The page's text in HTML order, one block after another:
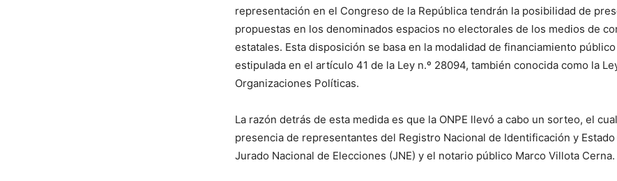
representación en el Congreso de la República tendrán la posibilidad de
propuestas en los denominados espacios no electorales de los medios de
estatales. Esta disposición se basa en la modalidad de financiamiento
estipulada en el artículo 41 de la Ley n.º 28094, también conocida como la
Organizaciones Políticas.
La razón detrás de esta medida es que la ONPE llevó a cabo un sorteo, el
presencia de representantes del Registro Nacional de Identificación y
Jurado Nacional de Elecciones (JNE) y el notario público Marco Villota Cerna.